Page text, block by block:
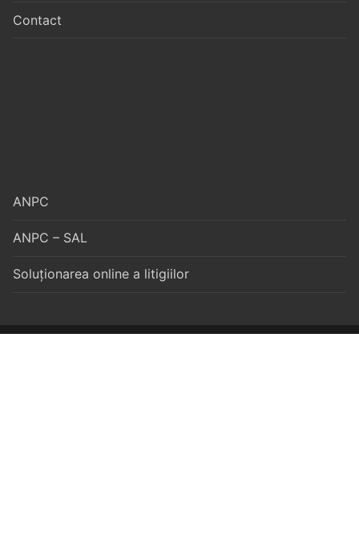
Contact
ANPC
ANPC – SAL
Soluționarea online a litigiilor